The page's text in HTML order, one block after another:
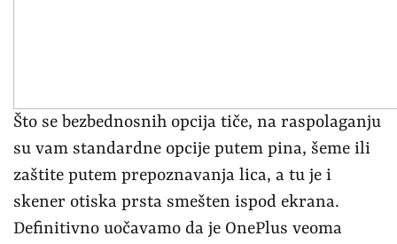
Što se bezbednosnih opcija tiče, na raspolaganju
su vam standardne opcije putem pina, šeme ili
zaštite putem prepoznavanja lica, a tu je i
skener otiska prsta smešten ispod ekrana.
Definitivno uočavamo da je OnePlus veoma